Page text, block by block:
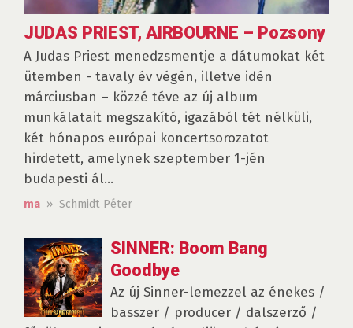
JUDAS PRIEST, AIRBOURNE – Pozsony
A Judas Priest menedzsmentje a dátumokat két
ütemben - tavaly év végén, illetve idén
márciusban – közzé téve az új album
munkálatait megszakító, igazából tét nélküli,
két hónapos európai koncertsorozatot
hirdetett, amelynek szeptember 1-jén
budapesti ál...
ma » Schmidt Péter
SINNER: Boom Bang
Goodbye
Az új Sinner-lemezzel az énekes /
basszer / producer / dalszerző /